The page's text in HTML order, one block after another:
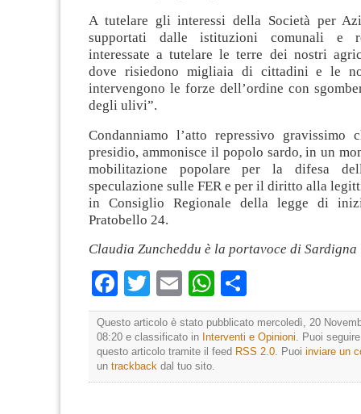
A tutelare gli interessi della Società per
supportati dalle istituzioni comunali e
interessate a tutelare le terre dei nostri
dove risiedono migliaia di cittadini e le
intervengono le forze dell’ordine con
degli ulivi”.
Condanniamo l’atto repressivo gravissimo
presidio, ammonisce il popolo sardo, in un
mobilitazione popolare per la difesa
speculazione sulle FER e per il diritto alla
in Consiglio Regionale della legge di
Pratobello 24.
Claudia Zuncheddu è la portavoce di
Facebook
TwitterEmailWhatsApp
Questo articolo è stato pubblicato mercoledì, 20
08:20 e classificato in Interventi e Opinioni. Puoi
questo articolo tramite il feed RSS 2.0. Puoi inviare un
un trackback dal tuo sito.